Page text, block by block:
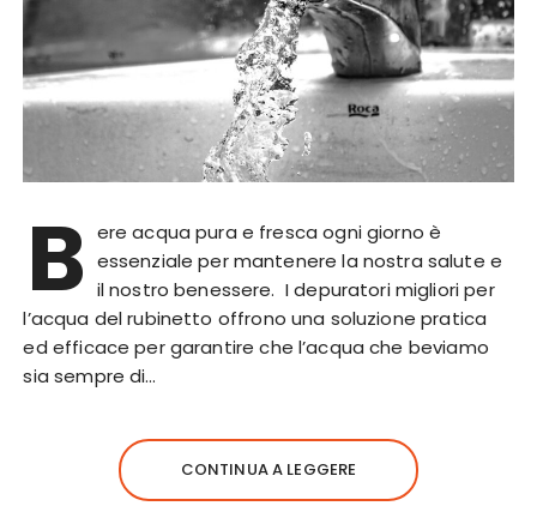
B ere acqua pura e fresca ogni giorno è
essenziale per mantenere la nostra salute e
il nostro benessere. I depuratori migliori per
l’acqua del rubinetto offrono una soluzione pratica
ed efficace per garantire che l’acqua che beviamo
sia sempre di…
CONTINUA A LEGGERE